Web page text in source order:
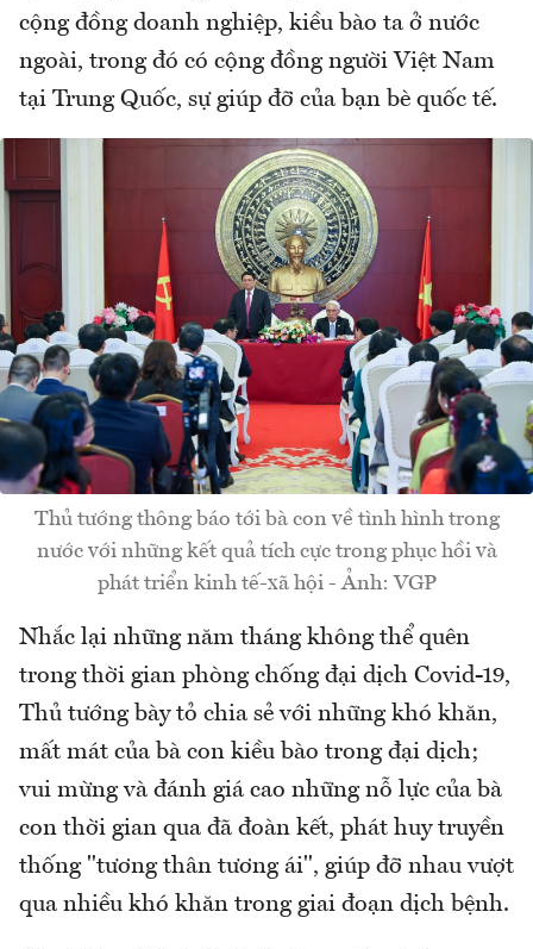
cộng đồng doanh nghiệp, kiều bào ta ở nước
ngoài, trong đó có cộng đồng người Việt Nam
tại Trung Quốc, sự giúp đỡ của bạn bè quốc tế.
Thủ tướng thông báo tới bà con về tình hình trong
nước với những kết quả tích cực trong phục hồi và
phát triển kinh tế-xã hội - Ảnh: VGP
Nhắc lại những năm tháng không thể quên
trong thời gian phòng chống đại dịch Covid-19,
Thủ tướng bày tỏ chia sẻ với những khó khăn,
mất mát của bà con kiều bào trong đại dịch;
vui mừng và đánh giá cao những nỗ lực của bà
con thời gian qua đã đoàn kết, phát huy truyền
thống "tương thân tương ái", giúp đỡ nhau vượt
qua nhiều khó khăn trong giai đoạn dịch bệnh.